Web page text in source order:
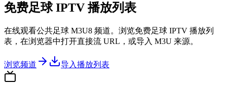
免费足球 IPTV 播放列表
在线观看公共足球 M3U8 频道。浏览免费足球 IPTV 播放列
表，在浏览器中打开直接流 URL，或导入 M3U 来源。
浏览频道 导入播放列表